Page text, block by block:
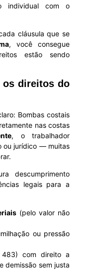
individual com o
cláusula que se
, você consegue
estão sendo
os direitos do
Bombas costais
nas costas
, o trabalhador
ou jurídico — muitas
descumprimento
legais para a
(pelo valor não
ou pressão
com direito a
demissão sem justa